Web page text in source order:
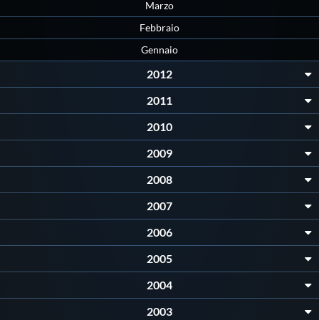
Videogallery
Intranet
Mappa del sito
Marzo
Febbraio
Gennaio
2012
2011
2010
2009
2008
2007
2006
2005
2004
2003